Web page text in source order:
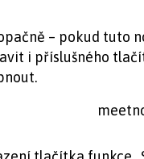
– pokud tuto
i příslušného